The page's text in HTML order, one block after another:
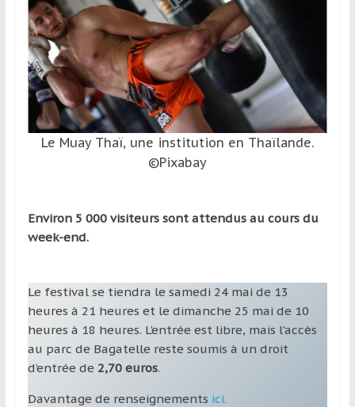
Le Muay Thaï, une institution en Thaïlande.
©Pixabay
Environ 5 000 visiteurs sont attendus au cours du
week-end.
Le festival se tiendra le samedi 24 mai de 13
heures à 21 heures et le dimanche 25 mai de 10
heures à 18 heures. L’entrée est libre, mais l’accès
au parc de Bagatelle reste soumis à un droit
d’entrée de 2,70 euros.
Davantage de renseignements ici.